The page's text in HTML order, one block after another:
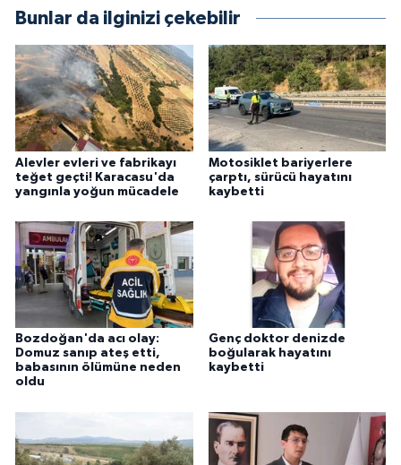
Bunlar da ilginizi çekebilir
Alevler evleri ve fabrikayı
teğet geçti! Karacasu'da
yangınla yoğun mücadele
Motosiklet bariyerlere
çarptı, sürücü hayatını
kaybetti
Bozdoğan'da acı olay:
Domuz sanıp ateş etti,
babasının ölümüne neden
oldu
Genç doktor denizde
boğularak hayatını
kaybetti